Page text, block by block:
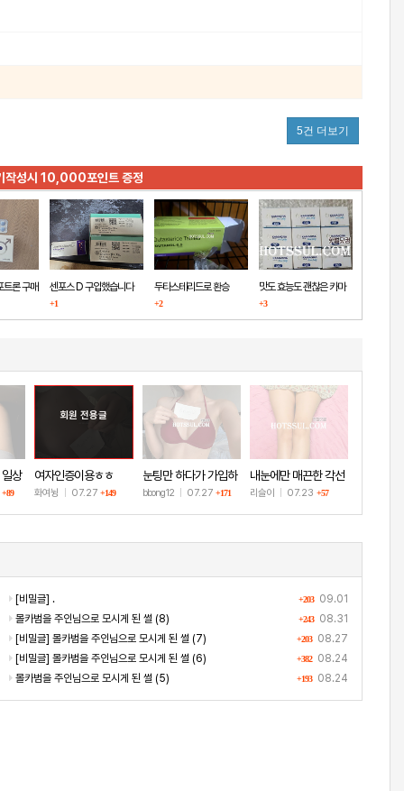
5건 더보기
작성시 10,000포인트 증정
트론 구매 센포스 D 구입했습니다
+1
두타스테리드로 환승
+2
맛도 효능도 괜찮은 카마
그라
+3
상
+89
회원 전용글
여자인증이용ㅎㅎ
화여뉭 07.27+149
눈팅만 하다가 가입하
고 인증!
bbong12 07.27 +171
내눈에만 매끈한 각선
미
리슬이 07.23 +57
+203 09.01
[비밀글] .
+243 08.31
몰카범을 주인님으로 모시게 된 썰 (8)
+203 08.27
[비밀글] 몰카범을 주인님으로 모시게 된 썰 (7)
+382 08.24
[비밀글] 몰카범을 주인님으로 모시게 된 썰 (6)
+193 08.24
몰카범을 주인님으로 모시게 된 썰 (5)